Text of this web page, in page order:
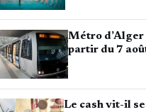
Métro d’Alger
partir du 7
Le cash vit-il